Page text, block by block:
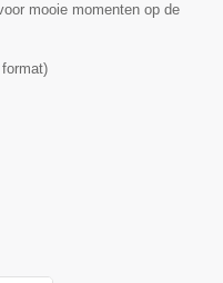
mooie momenten op de